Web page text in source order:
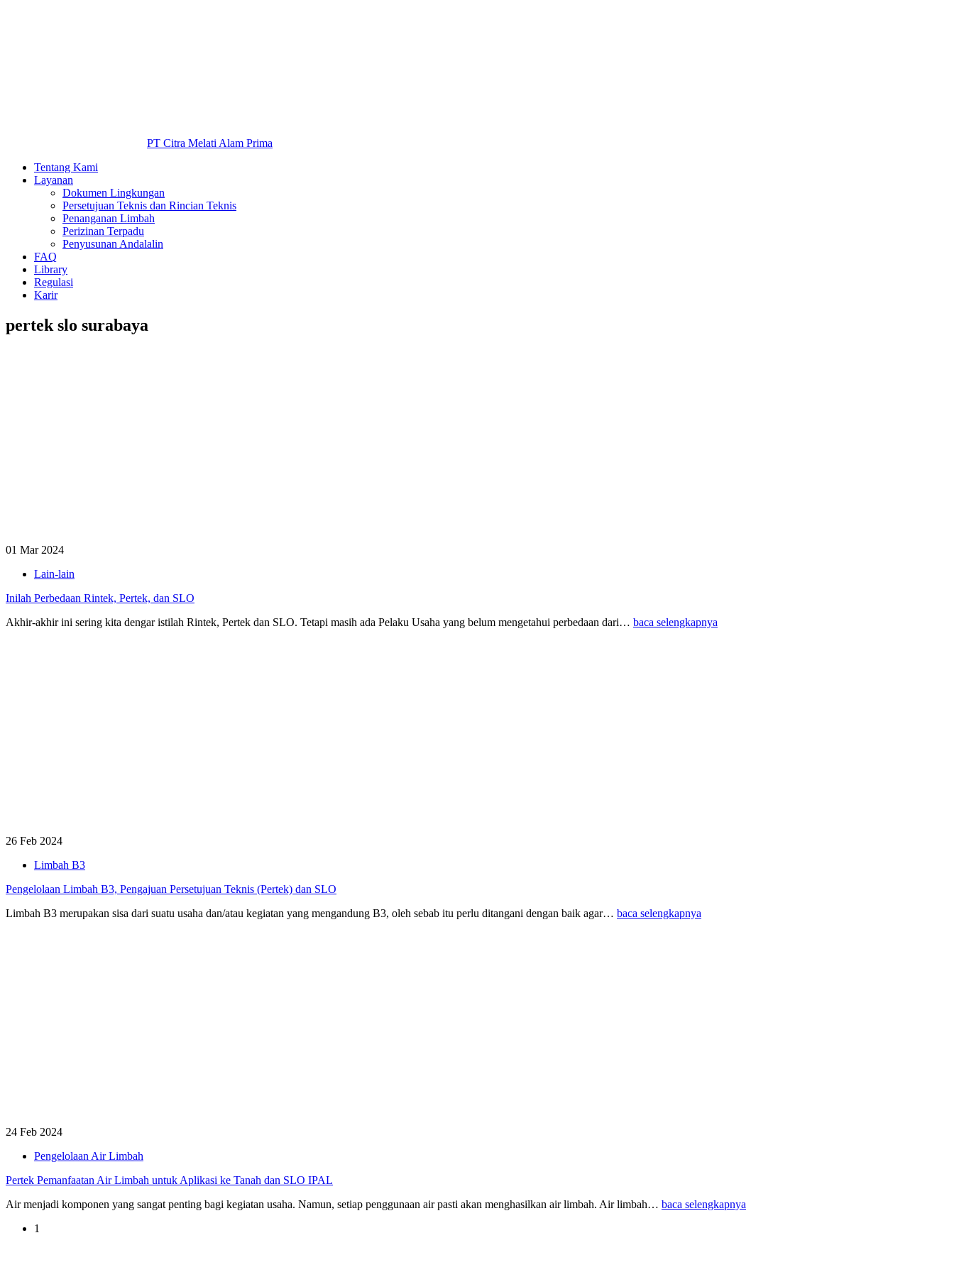
PT Citra Melati Alam Prima
Tentang Kami
Layanan
Dokumen Lingkungan
Persetujuan Teknis dan Rincian Teknis
Penanganan Limbah
Perizinan Terpadu
Penyusunan Andalalin
FAQ
Library
Regulasi
Karir
pertek slo surabaya
01 Mar 2024
Lain-lain
Inilah Perbedaan Rintek, Pertek, dan SLO
Akhir-akhir ini sering kita dengar istilah Rintek, Pertek dan SLO. Tetapi masih ada Pelaku Usaha yang belum mengetahui perbedaan dari… baca selengkapnya
26 Feb 2024
Limbah B3
Pengelolaan Limbah B3, Pengajuan Persetujuan Teknis (Pertek) dan SLO
Limbah B3 merupakan sisa dari suatu usaha dan/atau kegiatan yang mengandung B3, oleh sebab itu perlu ditangani dengan baik agar… baca selengkapnya
24 Feb 2024
Pengelolaan Air Limbah
Pertek Pemanfaatan Air Limbah untuk Aplikasi ke Tanah dan SLO IPAL
Air menjadi komponen yang sangat penting bagi kegiatan usaha. Namun, setiap penggunaan air pasti akan menghasilkan air limbah. Air limbah… baca selengkapnya
1